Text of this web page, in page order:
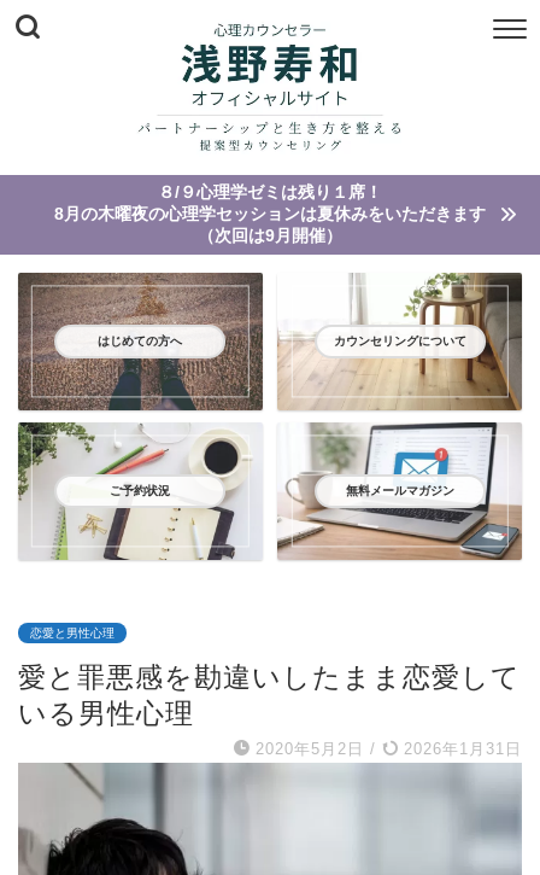
８/９心理学ゼミは残り１席！
8月の木曜夜の心理学セッションは夏休みをいただきます
（次回は9月開催）
はじめての方へ カウンセリングについて
ご予約状況 無料メールマガジン
恋愛と男性心理
愛と罪悪感を勘違いしたまま恋愛して
いる男性心理
2020年5月2日 / 2026年1月31日